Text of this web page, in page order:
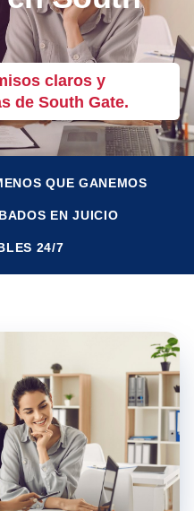
claros y
de South Gate.
QUE GANEMOS
EN JUICIO
24/7